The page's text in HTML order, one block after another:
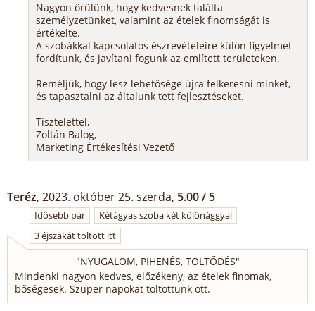
Nagyon örülünk, hogy kedvesnek találta
személyzetünket, valamint az ételek finomságát is
értékelte.
A szobákkal kapcsolatos észrevételeire külön figyelmet
fordítunk, és javítani fogunk az említett területeken.
Reméljük, hogy lesz lehetősége újra felkeresni minket,
és tapasztalni az általunk tett fejlesztéseket.
Tisztelettel,
Zoltán Balog,
Marketing Értékesítési Vezető
Teréz, 2023. október 25. szerda, 5.00 / 5
Idősebb pár
Kétágyas szoba két különággyal
3 éjszakát töltött itt
"NYUGALOM, PIHENÉS, TÖLTŐDÉS"
Mindenki nagyon kedves, előzékeny, az ételek finomak,
bőségesek. Szuper napokat töltöttünk ott.